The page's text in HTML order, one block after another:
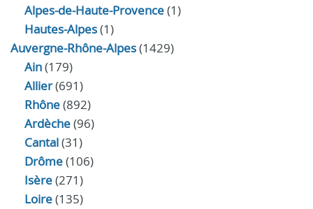
Alpes-de-Haute-Provence(1)
Hautes-Alpes(1)
Auvergne-Rhône-Alpes(1429)
Ain(179)
Allier(691)
Rhône(892)
Ardèche(96)
Cantal(31)
Drôme(106)
Isère(271)
Loire(135)